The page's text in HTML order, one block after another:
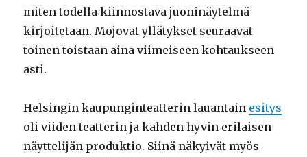
miten todella kiinnostava juoninäytelmä
kirjoitetaan. Mojovat yllätykset seuraavat
toinen toistaan aina viimeiseen kohtaukseen
asti.
Helsingin kaupunginteatterin lauantain esitys
oli viiden teatterin ja kahden hyvin erilaisen
näyttelijän produktio. Siinä näkyivät myös